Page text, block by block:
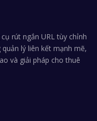
rút ngắn URL tùy chỉnh
lý liên kết mạnh mẽ,
và giải pháp cho thuê